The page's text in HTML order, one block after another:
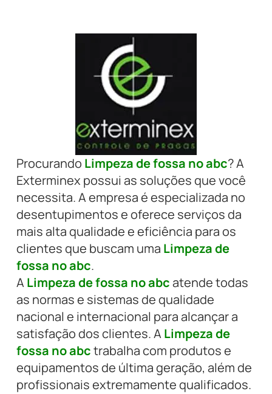
Procurando Limpeza de fossa no abc? A
Exterminex possui as soluções que você
necessita. A empresa é especializada no
desentupimentos e oferece serviços da
mais alta qualidade e eficiência para os
clientes que buscam uma Limpeza de
fossa no abc.
A Limpeza de fossa no abcatende todas
as normas e sistemas de qualidade
nacional e internacional para alcançar a
satisfação dos clientes. A Limpeza de
fossa no abctrabalha com produtos e
equipamentos de última geração, além de
profissionais extremamente qualificados.